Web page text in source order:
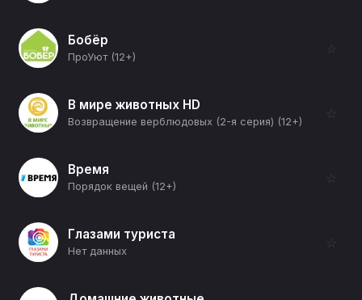
Бобёр
ПроУют (12+)
☆
В мире животных HD
Возвращение верблюдовых (2-я серия) (12+)
☆
Время
Порядок вещей (12+)
☆
Глазами туриста
Нет данных
☆